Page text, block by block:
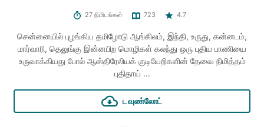
27 நிமிடங்கள் 723 4.7
சென்னையில் புழங்கிய தமிழோடு ஆங்கிலம், இந்தி, உருது, கன்னடம்,
மார்வாரி, தெலுங்கு இன்னபிற மொழிகள் கலந்து ஒரு புதிய பாணியை
உருவாக்கியது போல் ஆஸ்திரேலியக் குடியேறிகளின் தேவை நிமித்தம்
புதிதாய் ...
டவுண்லோட்